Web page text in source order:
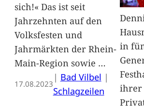
sich!« Das ist seit
Jahrzehnten auf den
Volksfesten und
Jahrmärkten der Rhein-
Main-Region sowie …
17.08.2023
| Bad Vilbel
Schlagzeilen
in
ihrer